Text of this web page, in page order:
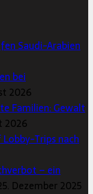
Saudi-Arabien
bei
2026
Familien: Gewalt
2026
Trips nach
– ein
Dezember 2025